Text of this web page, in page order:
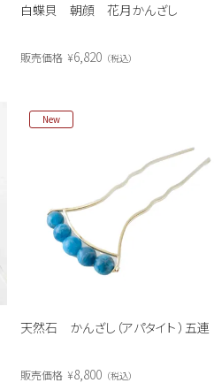
白蝶貝 朝顔 花月かんざし
販売価格 ¥6,820 税込
天然石 かんざし（アパタイト ）五連
New
販売価格 ¥8,800 税込